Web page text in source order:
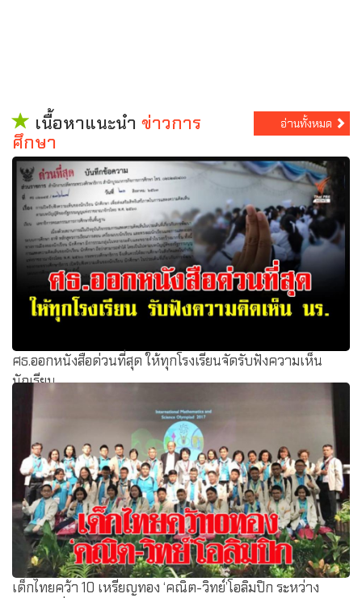
เนื้อหาแนะนำ ข่าวการ
ศึกษา
อ่านทั้งหมด
ศธ.ออกหนังสือด่วนที่สุด ให้ทุกโรงเรียนจัดรับฟังความเห็น
นักเรียน
เด็กไทยคว้า 10 เหรียญทอง ‘คณิต-วิทย์’โอลิมปิก ระหว่าง